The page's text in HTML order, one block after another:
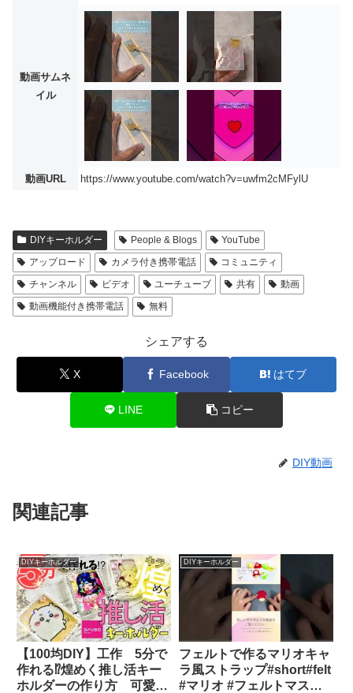
動画サムネ
イル
動画URL https://www.youtube.com/watch?v=uwfm2cMFylU
DIYキーホルダー People & Blogs
YouTube
アップロード
カメラ付き携帯電話
コミュニティ
チャンネル
ビデオ ユーチューブ 共有
動画
動画機能付き携帯電話
無料
シェアする
X Facebook はてブ
LINE コピー
DIY動画
関連記事
DIYキーホルダー
【100均DIY】工作 5分で
作れる⁉︎煌めく推し活キー
ホルダーの作り方 可愛い
DIYキーホルダー
フェルトで作るマリオキャ
ラ風ストラップ#short#felt
#マリオ #フェルトマスコ